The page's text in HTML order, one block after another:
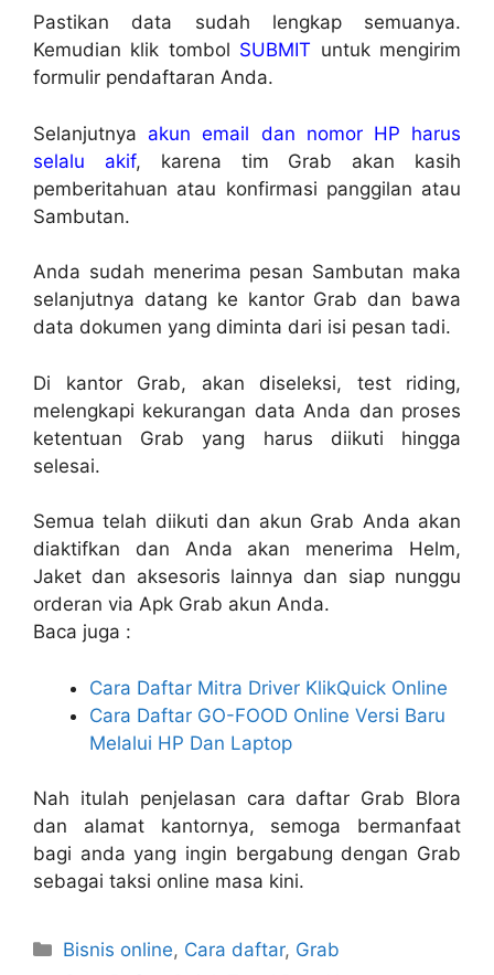
Pastikan data sudah lengkap semuanya.
Kemudian klik tombol SUBMIT untuk mengirim
formulir pendaftaran Anda.
Selanjutnya akun email dan nomor HP harus
selalu akif, karena tim Grab akan kasih
pemberitahuan atau konfirmasi panggilan atau
Sambutan.
Anda sudah menerima pesan Sambutan maka
selanjutnya datang ke kantor Grab dan bawa
data dokumen yang diminta dari isi pesan tadi.
Di kantor Grab, akan diseleksi, test riding,
melengkapi kekurangan data Anda dan proses
ketentuan Grab yang harus diikuti hingga
selesai.
Semua telah diikuti dan akun Grab Anda akan
diaktifkan dan Anda akan menerima Helm,
Jaket dan aksesoris lainnya dan siap nunggu
orderan via Apk Grab akun Anda.
Baca juga :
Cara Daftar Mitra Driver KlikQuick Online
Cara Daftar GO-FOOD Online Versi Baru
Melalui HP Dan Laptop
Nah itulah penjelasan cara daftar Grab Blora
dan alamat kantornya, semoga bermanfaat
bagi anda yang ingin bergabung dengan Grab
sebagai taksi online masa kini.
Categories
Bisnis online, Cara daftar, Grab